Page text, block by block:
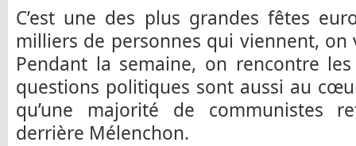
C’est une des plus grandes fêtes
milliers de personnes qui viennent,
Pendant la semaine, on rencontre
questions politiques sont aussi au
qu’une majorité de communistes
derrière Mélenchon.